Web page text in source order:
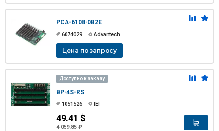
PCA-6108-0B2E
6074029 Advantech
Цена по запросу
Доступно к заказу
BP-4S-RS
1051526 IEI
49.41 $
4 059.85 ₽